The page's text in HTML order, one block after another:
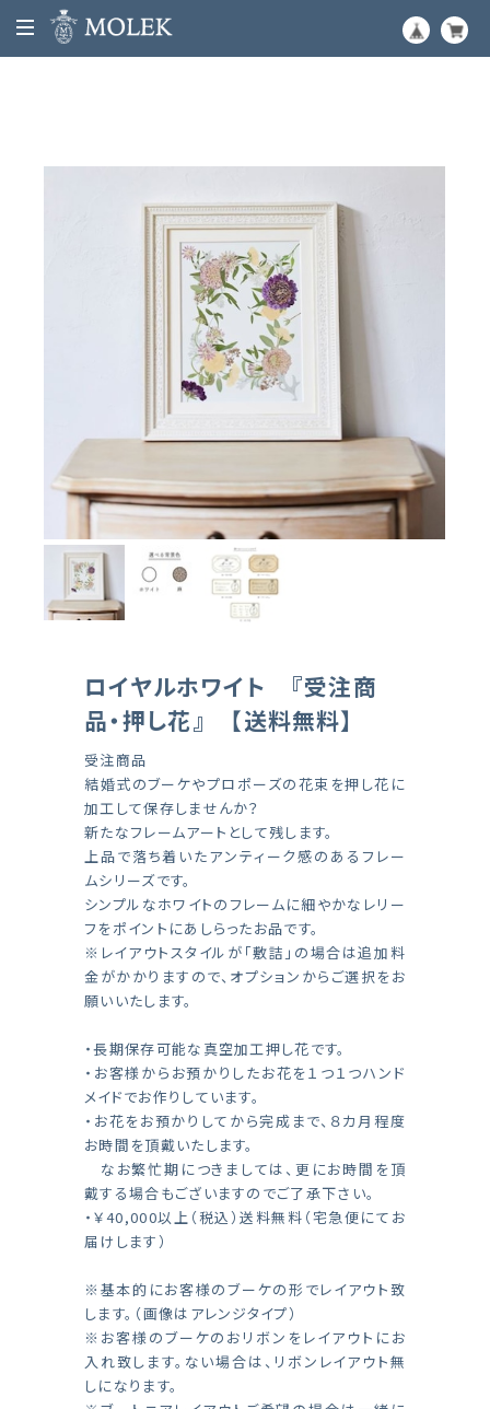
ロイヤルホワイト 『受注商
品・押し花』 【送料無料】
受注商品
結婚式のブーケやプロポーズの花束を押し花に
加工して保存しませんか？
新たなフレームアートとして残します。
上品で落ち着いたアンティーク感のあるフレー
ムシリーズです。
シンプルなホワイトのフレームに細やかなレリー
フをポイントにあしらったお品です。
※レイアウトスタイルが「敷詰」の場合は追加料
金がかかりますので、オプションからご選択をお
願いいたします。
・長期保存可能な真空加工押し花です。
・お客様からお預かりしたお花を１つ１つハンド
メイドでお作りしています。
・お花をお預かりしてから完成まで、８カ月程度
お時間を頂戴いたします。
なお繁忙期につきましては、更にお時間を頂
戴する場合もございますのでご了承下さい。
・￥40,000以上（税込）送料無料（宅急便にてお
届けします）
※基本的にお客様のブーケの形でレイアウト致
します。（画像はアレンジタイプ）
※お客様のブーケのおリボンをレイアウトにお
入れ致します。ない場合は、リボンレイアウト無
しになります。